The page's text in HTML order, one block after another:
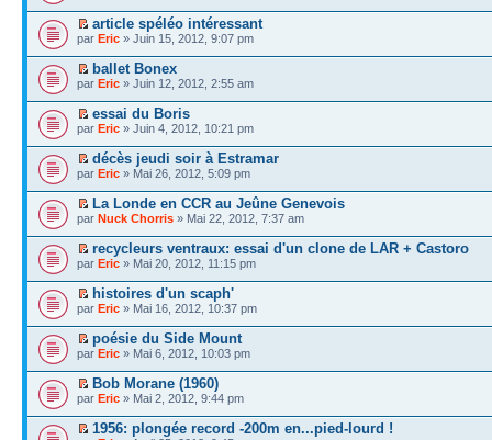
article spéléo intéressant
par Eric » Juin 15, 2012, 9:07 pm
ballet Bonex
par Eric » Juin 12, 2012, 2:55 am
essai du Boris
par Eric » Juin 4, 2012, 10:21 pm
décès jeudi soir à Estramar
par Eric » Mai 26, 2012, 5:09 pm
La Londe en CCR au Jeûne Genevois
par Nuck Chorris » Mai 22, 2012, 7:37 am
recycleurs ventraux: essai d'un clone de LAR + Castoro
par Eric » Mai 20, 2012, 11:15 pm
histoires d'un scaph'
par Eric » Mai 16, 2012, 10:37 pm
poésie du Side Mount
par Eric » Mai 6, 2012, 10:03 pm
Bob Morane (1960)
par Eric » Mai 2, 2012, 9:44 pm
1956: plongée record -200m en...pied-lourd !